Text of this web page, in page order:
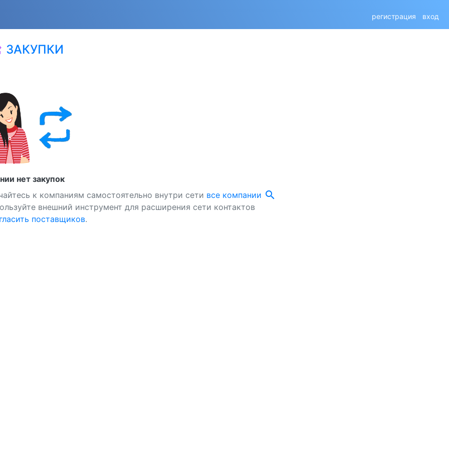
регистрация вход
ЗАКУПКИ
нет закупок
к компаниям самостоятельно внутри сети все компании search
внешний инструмент для расширения сети контактов
поставщиков.